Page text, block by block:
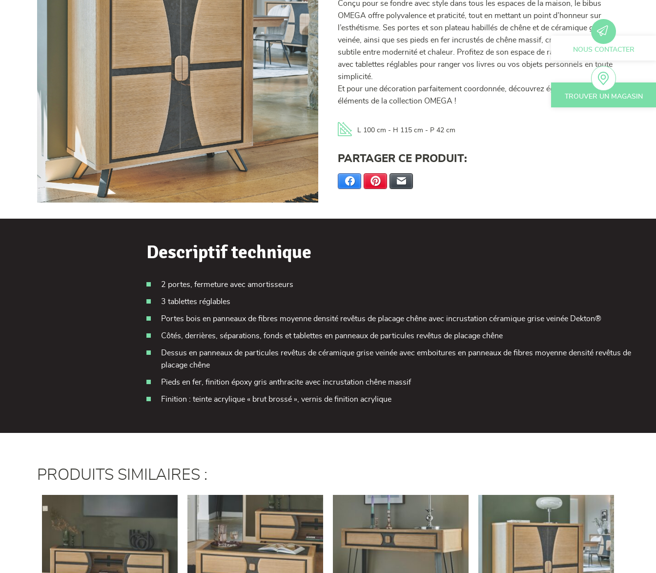
NOUS CONTACTER
TROUVER UN MAGASIN
Conçu pour se fondre avec style dans tous les espaces de la maison, le bibus
OMEGA offre polyvalence et praticité, tout en mettant un point d’honneur sur
l’esthétisme. Ses portes et son plateau habillés de chêne et de céramique grise
veinée, ainsi que ses pieds en fer incrustés de chêne massif, créent une harmonie
subtile entre modernité et chaleur. Profitez de son espace de rangement malin
avec tablettes réglables pour ranger vos livres ou vos objets personnels en toute
simplicité.
Et pour une décoration parfaitement coordonnée, découvrez également les autres
éléments de la collection OMEGA !
L 100 cm - H 115 cm - P 42 cm
PARTAGER CE PRODUIT:
Facebook Pinterest
Descriptif technique
2 portes, fermeture avec amortisseurs
3 tablettes réglables
Portes bois en panneaux de fibres moyenne densité revêtus de placage chêne avec incrustation céramique grise veinée Dekton®
Côtés, derrières, séparations, fonds et tablettes en panneaux de particules revêtus de placage chêne
Dessus en panneaux de particules revêtus de céramique grise veinée avec emboitures en panneaux de fibres moyenne densité revêtus de
placage chêne
Pieds en fer, finition époxy gris anthracite avec incrustation chêne massif
Finition : teinte acrylique « brut brossé », vernis de finition acrylique
PRODUITS SIMILAIRES :